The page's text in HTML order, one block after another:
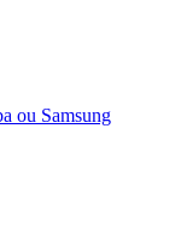
ou Samsung